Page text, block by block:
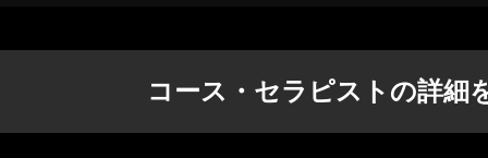
コース・セラピストの詳細